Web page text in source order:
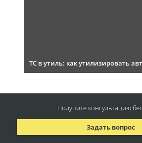
ТС в утиль: как утилизировать
Задать вопрос
Получите консультацию